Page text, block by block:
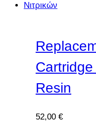
Resin
52,00 €